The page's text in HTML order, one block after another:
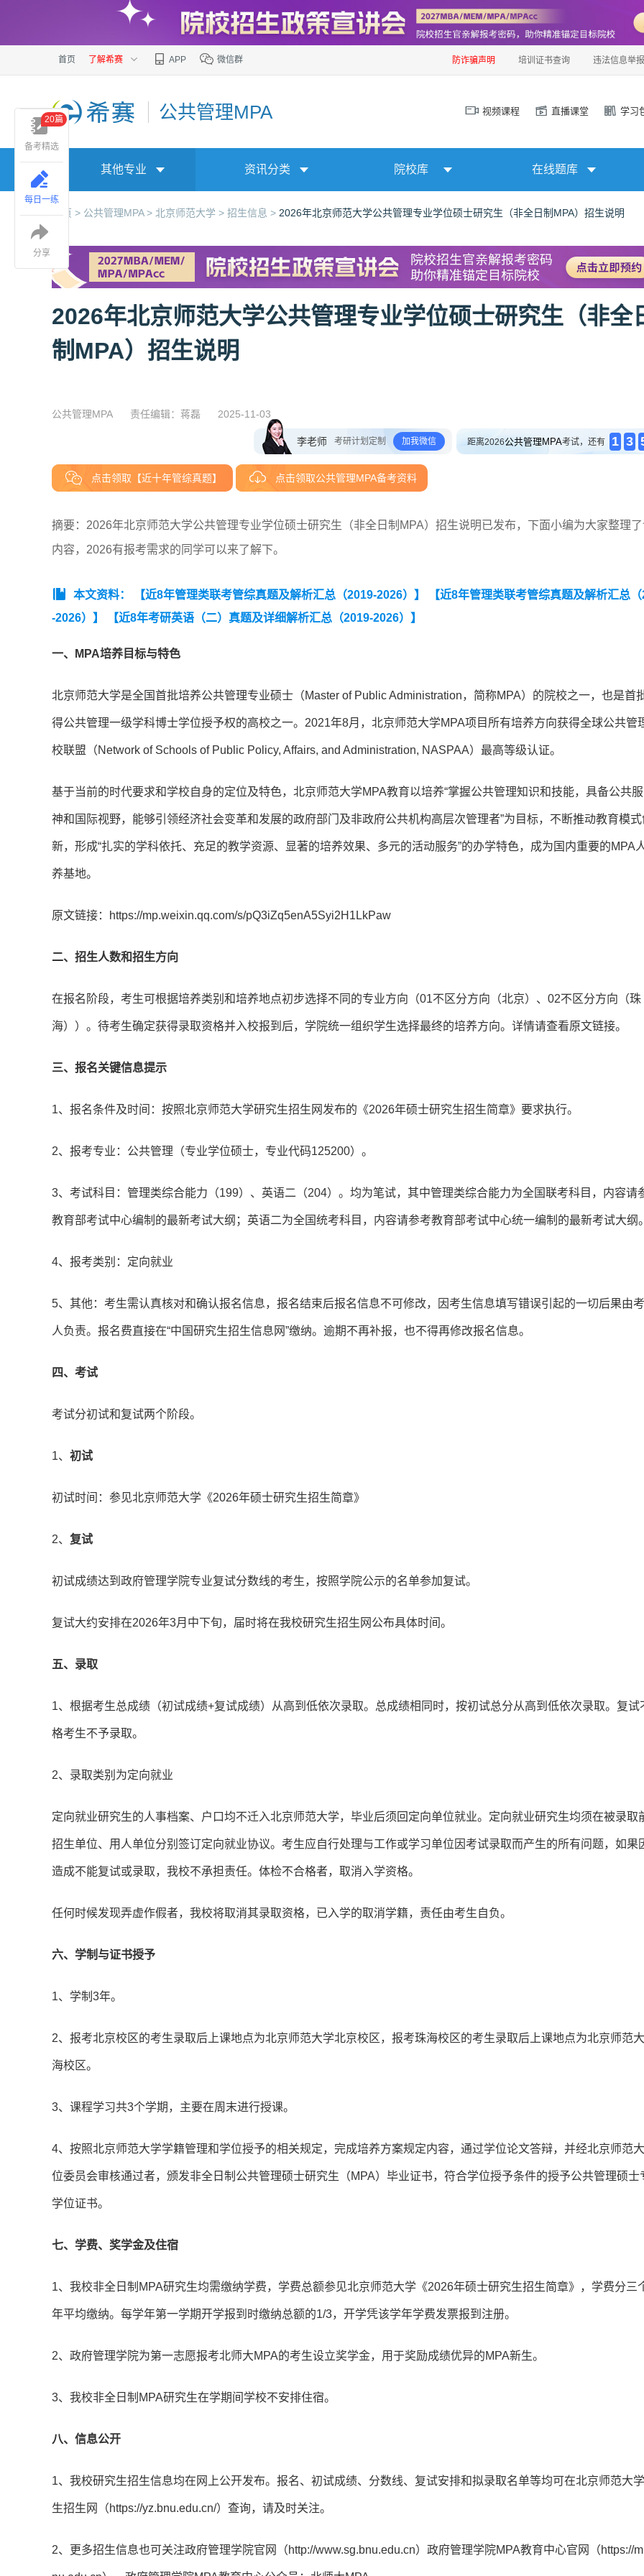
首页 了解希赛 APP 微信群 防诈骗声明 培训证书查询 违法信息举报
公共管理MPA 视频课程 直播课堂 学习
其他专业 资讯分类 院校库 在线题库
首页 > 公共管理MPA > 北京师范大学 > 招生信息 > 2026年北京师范大学公共管理专业学位硕士研究生（非全日制MPA）招生说明
2026年北京师范大学公共管理专业学位硕士研究生（非全
制MPA）招生说明
公共管理MPA 责任编辑：蒋磊 2025-11-03
李老师 考研计划定制 加我微信 距离2026公共管理MPA考试，还有 1 3
点击领取【近十年管综真题】 点击领取公共管理MPA备考资料
摘要：2026年北京师范大学公共管理专业学位硕士研究生（非全日制MPA）招生说明已发布，下面小编为大家整理
内容，2026有报考需求的同学可以来了解下。
本文资料： 【近8年管理类联考管综真题及解析汇总（2019-2026）】
【近8年管理类联考管综真题及解析汇总
-2026）】
【近8年考研英语（二）真题及详细解析汇总（2019-2026）】
一、MPA培养目标与特色
北京师范大学是全国首批培养公共管理专业硕士（Master of Public Administration，简称MPA）的院校之一，也是首
得公共管理一级学科博士学位授予权的高校之一。2021年8月，北京师范大学MPA项目所有培养方向获得全球公共管
校联盟（Network of Schools of Public Policy, Affairs, and Administration, NASPAA）最高等级认证。
基于当前的时代要求和学校自身的定位及特色，北京师范大学MPA教育以培养“掌握公共管理知识和技能，具备公共
神和国际视野，能够引领经济社会变革和发展的政府部门及非政府公共机构高层次管理者”为目标，不断推动教育模式
新，形成“扎实的学科依托、充足的教学资源、显著的培养效果、多元的活动服务”的办学特色，成为国内重要的MPA
养基地。
原文链接：https://mp.weixin.qq.com/s/pQ3iZq5enA5Syi2H1LkPaw
二、招生人数和招生方向
在报名阶段，考生可根据培养类别和培养地点初步选择不同的专业方向（01不区分方向（北京）、02不区分方向（珠
海））。待考生确定获得录取资格并入校报到后，学院统一组织学生选择最终的培养方向。详情请查看原文链接。
三、报名关键信息提示
1、报名条件及时间：按照北京师范大学研究生招生网发布的《2026年硕士研究生招生简章》要求执行。
2、报考专业：公共管理（专业学位硕士，专业代码125200）。
3、考试科目：管理类综合能力（199）、英语二（204）。均为笔试，其中管理类综合能力为全国联考科目，内容请
教育部考试中心编制的最新考试大纲；英语二为全国统考科目，内容请参考教育部考试中心统一编制的最新考试大纲
4、报考类别：定向就业
5、其他：考生需认真核对和确认报名信息，报名结束后报名信息不可修改，因考生信息填写错误引起的一切后果由
人负责。报名费直接在“中国研究生招生信息网”缴纳。逾期不再补报，也不得再修改报名信息。
四、考试
考试分初试和复试两个阶段。
1、 初试
初试时间：参见北京师范大学《2026年硕士研究生招生简章》
2、 复试
初试成绩达到政府管理学院专业复试分数线的考生，按照学院公示的名单参加复试。
复试大约安排在2026年3月中下旬，届时将在我校研究生招生网公布具体时间。
五、录取
1、根据考生总成绩（初试成绩+复试成绩）从高到低依次录取。总成绩相同时，按初试总分从高到低依次录取。复试
格考生不予录取。
2、录取类别为定向就业
定向就业研究生的人事档案、户口均不迁入北京师范大学，毕业后须回定向单位就业。定向就业研究生均须在被录取
招生单位、用人单位分别签订定向就业协议。考生应自行处理与工作或学习单位因考试录取而产生的所有问题，如果
造成不能复试或录取，我校不承担责任。体检不合格者，取消入学资格。
任何时候发现弄虚作假者，我校将取消其录取资格，已入学的取消学籍，责任由考生自负。
六、学制与证书授予
1、学制3年。
2、报考北京校区的考生录取后上课地点为北京师范大学北京校区，报考珠海校区的考生录取后上课地点为北京师范
海校区。
3、课程学习共3个学期，主要在周末进行授课。
4、按照北京师范大学学籍管理和学位授予的相关规定，完成培养方案规定内容，通过学位论文答辩，并经北京师范
位委员会审核通过者，颁发非全日制公共管理硕士研究生（MPA）毕业证书，符合学位授予条件的授予公共管理硕士
学位证书。
七、学费、奖学金及住宿
1、我校非全日制MPA研究生均需缴纳学费，学费总额参见北京师范大学《2026年硕士研究生招生简章》，学费分三
年平均缴纳。每学年第一学期开学报到时缴纳总额的1/3，开学凭该学年学费发票报到注册。
2、政府管理学院为第一志愿报考北师大MPA的考生设立奖学金，用于奖励成绩优异的MPA新生。
3、我校非全日制MPA研究生在学期间学校不安排住宿。
八、信息公开
1、我校研究生招生信息均在网上公开发布。报名、初试成绩、分数线、复试安排和拟录取名单等均可在北京师范大
生招生网（https://yz.bnu.edu.cn/）查询，请及时关注。
2、更多招生信息也可关注政府管理学院官网（http://www.sg.bnu.edu.cn）政府管理学院MPA教育中心官网（https://
备考精选
20篇
每日一练
分享